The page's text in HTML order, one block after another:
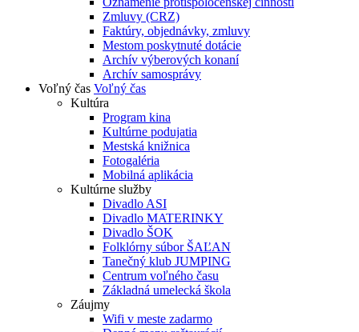
Zmluvy (CRZ)
Faktúry, objednávky, zmluvy
Mestom poskytnuté dotácie
Archív výberových konaní
Archív samosprávy
Voľný čas Voľný čas
Kultúra
Program kina
Kultúrne podujatia
Mestská knižnica
Fotogaléria
Mobilná aplikácia
Kultúrne služby
Divadlo ASI
Divadlo MATERINKY
Divadlo ŠOK
Folklórny súbor ŠAĽAN
Tanečný klub JUMPING
Centrum voľného času
Základná umelecká škola
Záujmy
Wifi v meste zadarmo